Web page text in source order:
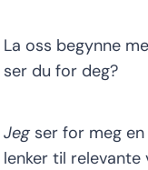
La oss begynne
ser du for deg?
Jeg ser for meg en
lenker til